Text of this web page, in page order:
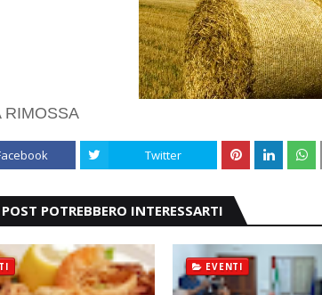
RIMOSSA
Twitter
POTREBBERO INTERESSARTI
EVENTI